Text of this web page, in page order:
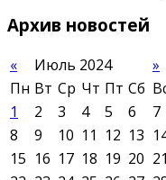
Архив новостей
« Июль 2024
»
Пн Вт Ср Чт Пт Сб
1
2 3 4 5 6
7
8
9 10 11 12 13
15 16 17 18 19 20 21